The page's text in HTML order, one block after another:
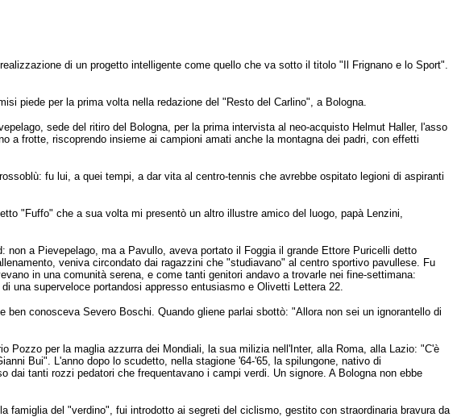
di un progetto intelligente come quello che va sotto il titolo "Il Frignano e lo Sport".
piede per la prima volta nella redazione del "Resto del Carlino", a Bologna.
sede del ritiro del Bologna, per la prima intervista al neo-acquisto Helmut Haller, l'asso
frotte, riscoprendo insieme ai campioni amati anche la montagna dei padri, con effetti
fu lui, a quei tempi, a dar vita al centro-tennis che avrebbe ospitato legioni di aspiranti
"Fuffo" che a sua volta mi presentò un altro illustre amico del luogo, papà Lenzini,
a Pievepelago, ma a Pavullo, aveva portato il Foggia il grande Ettore Puricelli detto
veniva circondato dai ragazzini che "studiavano" al centro sportivo pavullese. Fu
in una comunità serena, e come tanti genitori andavo a trovarle nei fine-settimana:
una superveloce portandosi appresso entusiasmo e Olivetti Lettera 22.
conosceva Severo Boschi. Quando gliene parlai sbottò: "Allora non sei un ignorantello di
Pozzo per la maglia azzurra dei Mondiali, la sua milizia nell'Inter, alla Roma, alla Lazio: "C'è
Bui". L'anno dopo lo scudetto, nella stagione '64-'65, la spilungone, nativo di
tanti rozzi pedatori che frequentavano i campi verdi. Un signore. A Bologna non ebbe
del "verdino", fui introdotto ai segreti del ciclismo, gestito con straordinaria bravura da